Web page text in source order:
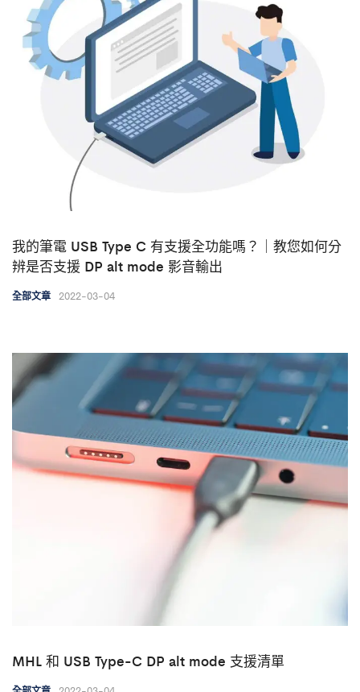
我的筆電 USB Type C 有支援全功能嗎？｜教您如何分
辨是否支援 DP alt mode 影音輸出
全部文章 2022-03-04
MHL 和 USB Type-C DP alt mode 支援清單